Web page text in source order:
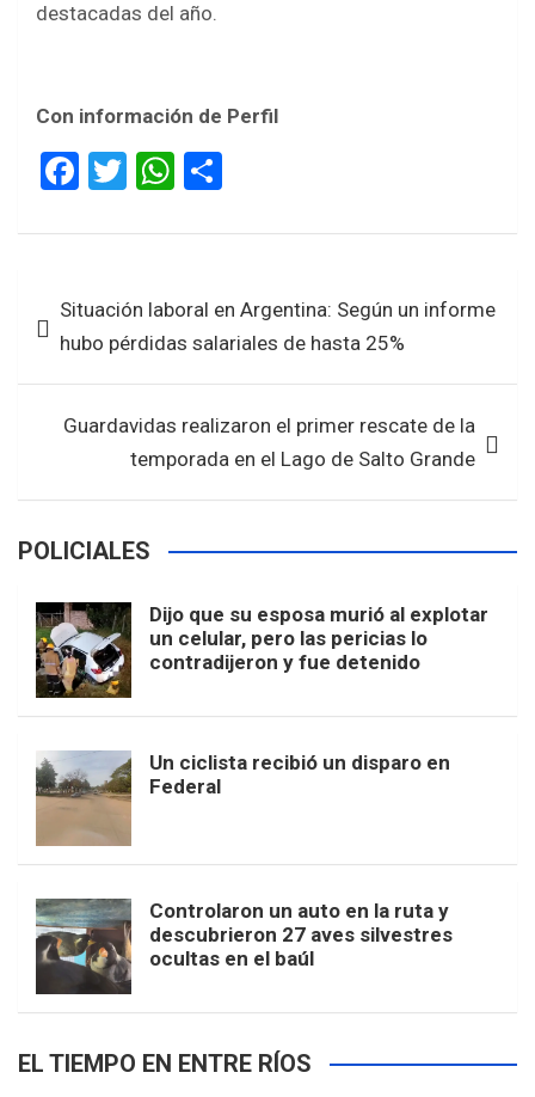
destacadas del año.
Con información de Perfil
F
ce
o
o
k
T
tt
W
at
A
p
p
ar
de
entradas
Situación laboral en Argentina: Según un informe
hubo pérdidas salariales de hasta 25%
Guardavidas realizaron el primer rescate de la
temporada en el Lago de Salto Grande
POLICIALES
Dijo que su esposa murió al explotar
un celular, pero las pericias lo
contradijeron y fue detenido
Un ciclista recibió un disparo en
Federal
Controlaron un auto en la ruta y
descubrieron 27 aves silvestres
ocultas en el baúl
EL TIEMPO EN ENTRE RÍOS